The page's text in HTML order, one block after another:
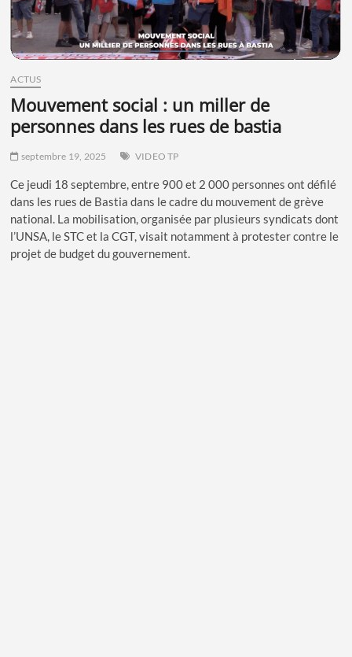
ACTUS
mouvement social : un miller de
personnes dans les rues de bastia
septembre 19, 2025 VIDEO TP
Ce jeudi 18 septembre, entre 900 et 2 000 personnes ont défilé
dans les rues de Bastia dans le cadre du mouvement de grève
national. La mobilisation, organisée par plusieurs syndicats dont
l’UNSA, le STC et la CGT, visait notamment à protester contre le
projet de budget du gouvernement.